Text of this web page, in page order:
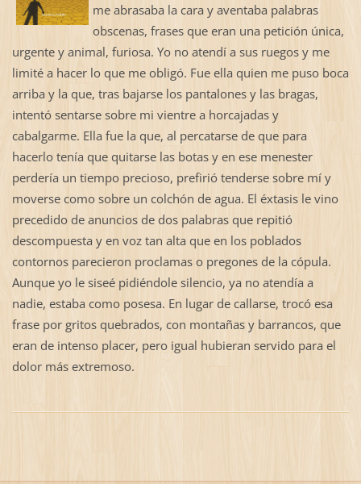
me abrasaba la cara y aventaba palabras
obscenas, frases que eran una petición única,
urgente y animal, furiosa. Yo no atendí a sus ruegos y me
limité a hacer lo que me obligó. Fue ella quien me puso boca
arriba y la que, tras bajarse los pantalones y las bragas,
intentó sentarse sobre mi vientre a horcajadas y
cabalgarme. Ella fue la que, al percatarse de que para
hacerlo tenía que quitarse las botas y en ese menester
perdería un tiempo precioso, prefirió tenderse sobre mí y
moverse como sobre un colchón de agua. El éxtasis le vino
precedido de anuncios de dos palabras que repitió
descompuesta y en voz tan alta que en los poblados
contornos parecieron proclamas o pregones de la cópula.
Aunque yo le siseé pidiéndole silencio, ya no atendía a
nadie, estaba como posesa. En lugar de callarse, trocó esa
frase por gritos quebrados, con montañas y barrancos, que
eran de intenso placer, pero igual hubieran servido para el
dolor más extremoso.